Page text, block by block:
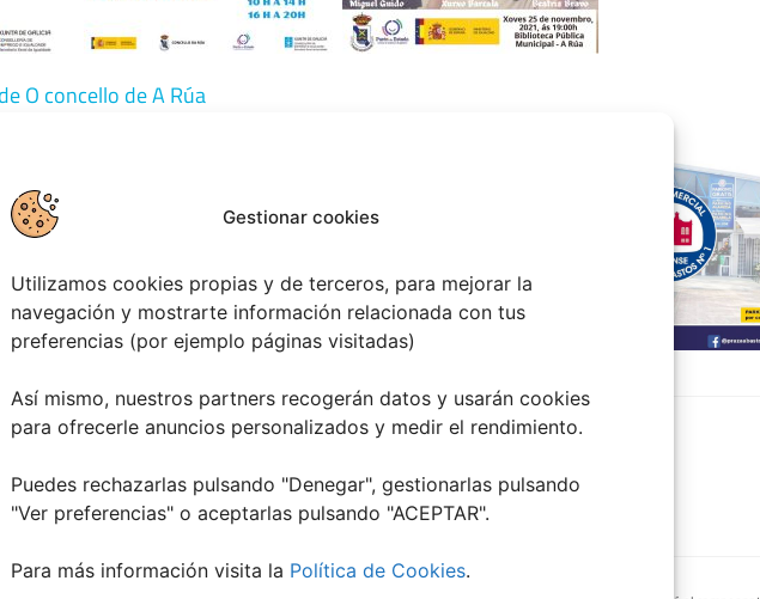
Gestionar cookies
Utilizamos cookies propias y de terceros, para mejorar la
navegación y mostrarte información relacionada con tus
preferencias (por ejemplo páginas visitadas)
Así mismo, nuestros partners recogerán datos y usarán cookies
para ofrecerle anuncios personalizados y medir el rendimiento.
Puedes rechazarlas pulsando "Denegar", gestionarlas pulsando
"Ver preferencias" o aceptarlas pulsando "ACEPTAR".
Para más información visita la Política de Cookies.
O concello de A Rúa